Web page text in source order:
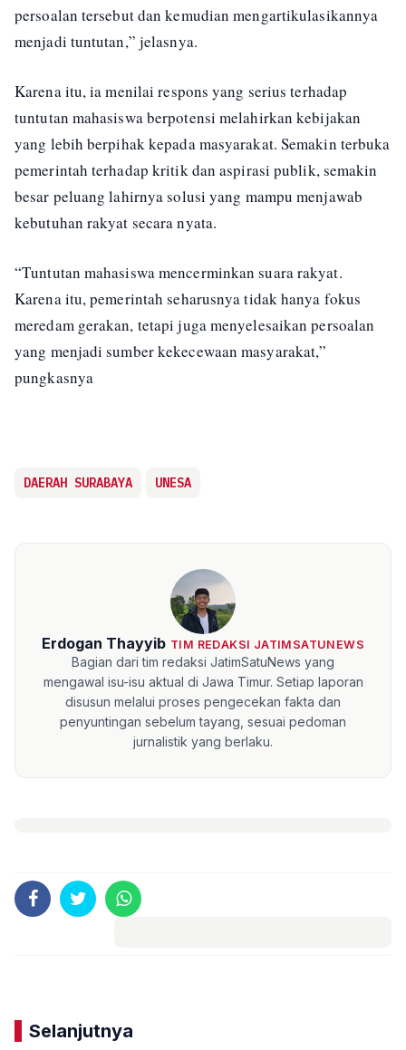
persoalan tersebut dan kemudian mengartikulasikannya
menjadi tuntutan,” jelasnya.
Karena itu, ia menilai respons yang serius terhadap
tuntutan mahasiswa berpotensi melahirkan kebijakan
yang lebih berpihak kepada masyarakat. Semakin terbuka
pemerintah terhadap kritik dan aspirasi publik, semakin
besar peluang lahirnya solusi yang mampu menjawab
kebutuhan rakyat secara nyata.
“Tuntutan mahasiswa mencerminkan suara rakyat.
Karena itu, pemerintah seharusnya tidak hanya fokus
meredam gerakan, tetapi juga menyelesaikan persoalan
yang menjadi sumber kekecewaan masyarakat,”
pungkasnya
DAERAH SURABAYA UNESA
Erdogan Thayyib TIM REDAKSI JATIMSATUNEWS
Bagian dari tim redaksi JatimSatuNews yang
mengawal isu-isu aktual di Jawa Timur. Setiap laporan
disusun melalui proses pengecekan fakta dan
penyuntingan sebelum tayang, sesuai pedoman
jurnalistik yang berlaku.
Selanjutnya